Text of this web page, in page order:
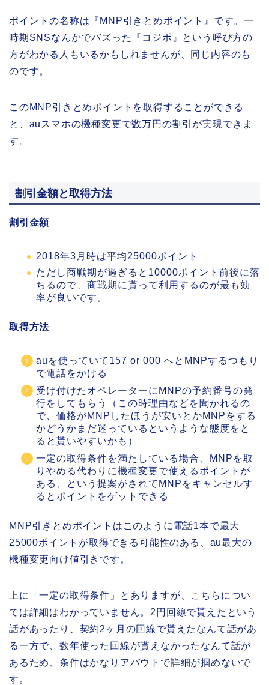
ポイントの名称は『MNP引きとめポイント』です。一
時期SNSなんかでバズった『コジポ』という呼び方の
方がわかる人もいるかもしれませんが、同じ内容のも
のです。
このMNP引きとめポイントを取得することができる
と、auスマホの機種変更で数万円の割引が実現できま
す。
割引金額と取得方法
割引金額
2018年3月時は平均25000ポイント
ただし商戦期が過ぎると10000ポイント前後に落
ちるので、商戦期に貰って利用するのが最も効
率が良いです。
取得方法
auを使っていて157 or 000 へとMNPするつもり
で電話をかける
受け付けたオペレーターにMNPの予約番号の発
行をしてもらう（この時理由などを聞かれるの
で、価格がMNPしたほうが安いとかMNPをする
かどうかまだ迷っているというような態度をと
ると貰いやすいかも）
一定の取得条件を満たしている場合、MNPを取
りやめる代わりに機種変更で使えるポイントが
ある、という提案がされてMNPをキャンセルす
るとポイントをゲットできる
MNP引きとめポイントはこのように電話1本で最大
25000ポイントが取得できる可能性のある、au最大の
機種変更向け値引きです。
上に「一定の取得条件」とありますが、こちらについ
ては詳細はわかっていません。2円回線で貰えたという
話があったり、契約2ヶ月の回線で貰えたなんて話があ
る一方で、数年使った回線が貰えなかったなんて話が
あるため、条件はかなりアバウトで詳細が掴めないで
す。